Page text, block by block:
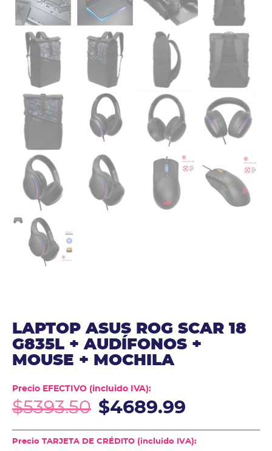
LAPTOP ASUS ROG SCAR 18
G835L + AUDÍFONOS +
MOUSE + MOCHILA
Precio EFECTIVO (incluido IVA):
$5393.50 $4689.99
Precio TARJETA DE CRÉDITO (incluido IVA):